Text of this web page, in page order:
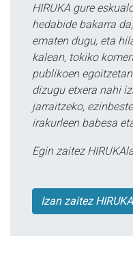
HIRUKA gure
hedabide bakarra
ematen dugu, eta
kalean, tokiko
publikoen
dizugu etxera nahi
jarraitzeko,
irakurleen babesa
Egin zaitez
Izan zaitez